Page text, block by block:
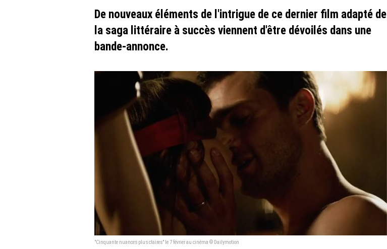
De nouveaux éléments de l'intrigue de ce dernier film adapté de
la saga littéraire à succès viennent d'être dévoilés dans une
bande-annonce.
"Cinquante nuances plus claires" le 7 février au cinéma © Dailymotion